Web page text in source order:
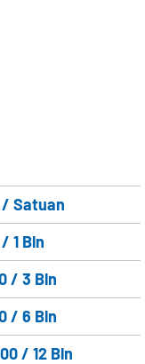
/ Satuan
1 Bln
/ 3 Bln
/ 6 Bln
/ 12 Bln